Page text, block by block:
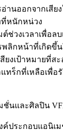
านออกจากเสีย
ที่หนักหน่วง
ช่วงเวลาเพื่อล
ลิกหน้าที่เกิดขึ้น
สียงเป้าหมายที่
แทร็กที่เหลือเพื่อ
ชั่นและศิลปิน
ค์ประกอบแอนิเ